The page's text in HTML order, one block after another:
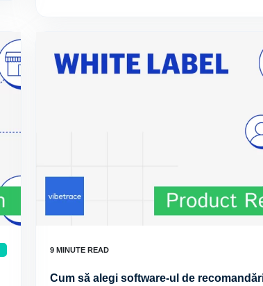
Cum să alegi software-ul de